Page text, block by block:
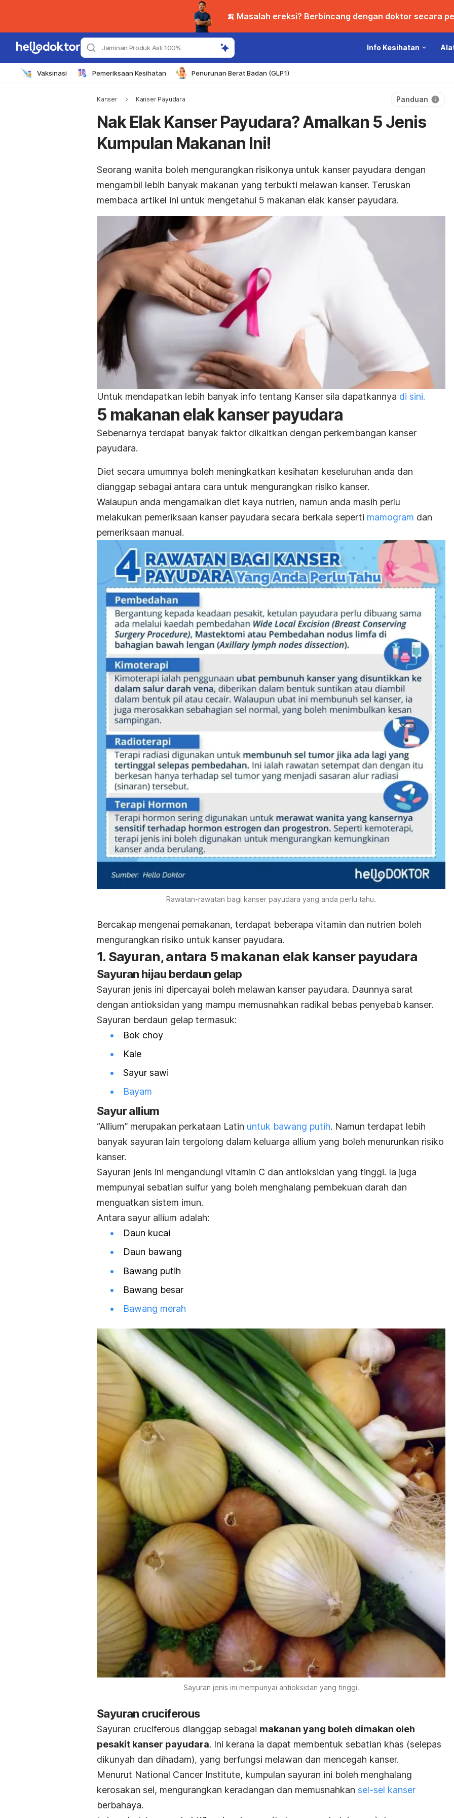
🍌 Masalah ereksi? Berbincang dengan doktor secara
Jaminan Produk Asli 100% Info Kesihatan
Vaksinasi Pemeriksaan Kesihatan Penurunan Berat Badan (GLP1)
Kanser Kanser Payudara Panduan
Nak Elak Kanser Payudara? Amalkan 5 Jenis
Kumpulan Makanan Ini!
Seorang wanita boleh mengurangkan risikonya untuk kanser payudara dengan
mengambil lebih banyak makanan yang terbukti melawan kanser. Teruskan
membaca artikel ini untuk mengetahui 5 makanan elak kanser payudara.
Untuk mendapatkan lebih banyak info tentang Kanser sila dapatkannya di sini.
5 makanan elak kanser payudara
Sebenarnya terdapat banyak faktor dikaitkan dengan perkembangan kanser
payudara.
Diet secara umumnya boleh meningkatkan kesihatan keseluruhan anda dan
dianggap sebagai antara cara untuk mengurangkan risiko kanser.
Walaupun anda mengamalkan diet kaya nutrien, namun anda masih perlu
melakukan pemeriksaan kanser payudara secara berkala seperti mamogram dan
pemeriksaan manual.
Rawatan-rawatan bagi kanser payudara yang anda perlu tahu.
Bercakap mengenai pemakanan, terdapat beberapa vitamin dan nutrien boleh
mengurangkan risiko untuk kanser payudara.
1. Sayuran, antara 5 makanan elak kanser payudara
Sayuran hijau berdaun gelap
Sayuran jenis ini dipercayai boleh melawan kanser payudara. Daunnya sarat
dengan antioksidan yang mampu memusnahkan radikal bebas penyebab kanser.
Sayuran berdaun gelap termasuk:
Bok choy
Kale
Sayur sawi
Bayam
Sayur allium
“Allium” merupakan perkataan Latin untuk bawang putih. Namun terdapat lebih
banyak sayuran lain tergolong dalam keluarga allium yang boleh menurunkan risiko
kanser.
Sayuran jenis ini mengandungi vitamin C dan antioksidan yang tinggi. Ia juga
mempunyai sebatian sulfur yang boleh menghalang pembekuan darah dan
menguatkan sistem imun.
Antara sayur allium adalah:
Daun kucai
Daun bawang
Bawang putih
Bawang besar
Bawang merah
Sayuran jenis ini mempunyai antioksidan yang tinggi.
Sayuran cruciferous
Sayuran cruciferous dianggap sebagai makanan yang boleh dimakan oleh
pesakit kanser payudara. Ini kerana ia dapat membentuk sebatian khas (selepas
dikunyah dan dihadam), yang berfungsi melawan dan mencegah kanser.
Menurut National Cancer Institute, kumpulan sayuran ini boleh menghalang
kerosakan sel, mengurangkan keradangan dan memusnahkan sel-sel kanser
berbahaya.